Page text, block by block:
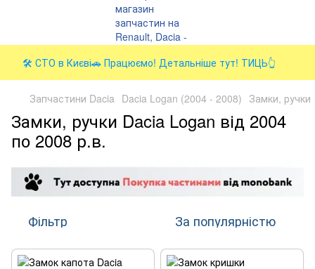
🛠️ СТО в Києві🚗 Працюємо! Детальніше тут! ТИЦЬ👆
Запчастини Dacia Dacia Logan (2004 - 2008) Замки, ручки
Замки, ручки Dacia Logan від 2004
по 2008 р.в.
Фільтр За популярністю